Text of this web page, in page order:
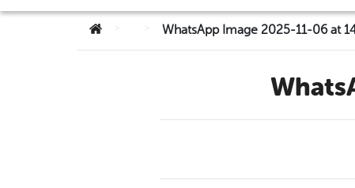
Você está aqui:WhatsApp Image 2025-11-06 at